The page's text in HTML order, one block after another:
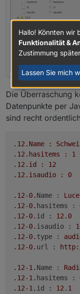
Die Überraschung
Datenpunkte per
sind recht
.12.Name :
.12.hasitems :
1
.12.id :
12
.12.isaudio : 0
.12-0. Name :
.12-0. hasitems :
.12-0. id :
12.0
.12-0. isaudio :
1
.12-0. type :
.12-0. url :
.12-1. Name :
.12-1. hasitems :
.12-1. id :
12.1
Hallo! Könnten wir
Funktionalität &
Zustimmung
Lassen Sie mich